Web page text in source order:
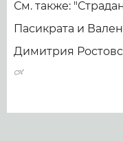
См. также:
Пасикрата и
Димитрия